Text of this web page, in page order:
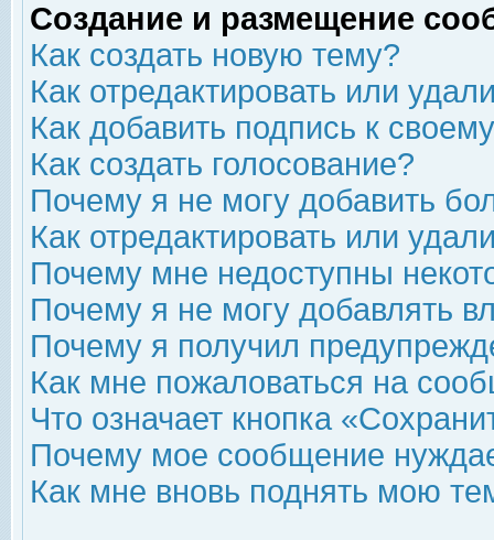
Создание и размещение
Как создать новую тему?
Как отредактировать или
Как добавить подпись к
Как создать голосование?
Почему я не могу добавить
Как отредактировать или
Почему мне недоступны
Почему я не могу добавлять
Почему я получил
Как мне пожаловаться на
Что означает кнопка
Почему мое сообщение
Как мне вновь поднять мою